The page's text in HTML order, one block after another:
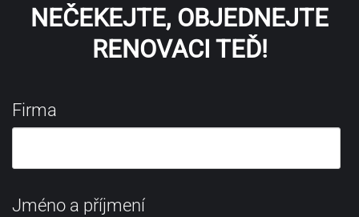
NEČEKEJTE, OBJEDNEJTE
RENOVACI TEĎ!
Firma
Jméno a příjmení